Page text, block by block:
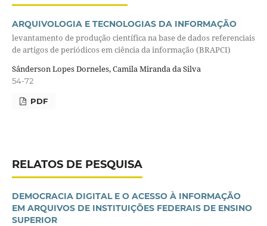
ARQUIVOLOGIA E TECNOLOGIAS DA INFORMAÇÃO
levantamento de produção científica na base de dados referenciais
de artigos de periódicos em ciência da informação (BRAPCI)
Sânderson Lopes Dorneles, Camila Miranda da Silva
54-72
PDF
RELATOS DE PESQUISA
DEMOCRACIA DIGITAL E O ACESSO À INFORMAÇÃO
EM ARQUIVOS DE INSTITUIÇÕES FEDERAIS DE ENSINO
SUPERIOR